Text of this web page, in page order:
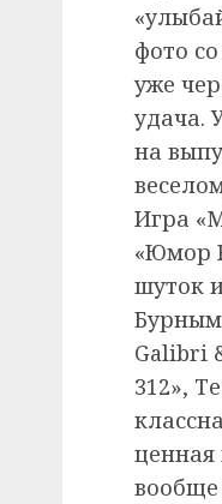
фото
уже
удача.
на
Игра
«Юмор
шуток
Galibri
312»,
ценная